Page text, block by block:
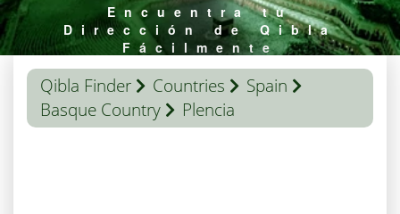
Encuentra tu
Dirección de Qibla
Fácilmente
Qibla Finder Countries
Spain
Basque Country
Plencia